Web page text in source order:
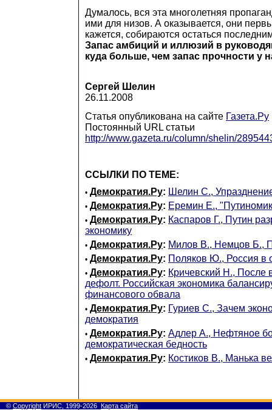
Думалось, вся эта многолетняя
ими для низов. А оказывается, они
кажется, собираются остаться
Запас амбиций и иллюзий в
куда больше, чем запас прочности у
Сергей Шелин
26.11.2008
Статья опубликована на сайте Газета.Ру
Постоянный URL статьи
http://www.gazeta.ru/column/shelin/
ССЫЛКИ ПО ТЕМЕ:
• Демократия.Ру: Шелин С.,
• Демократия.Ру: Еремин Е.,
• Демократия.Ру: Каспаров Г., Путин
экономику
• Демократия.Ру: Милов В., Немцов Б.,
• Демократия.Ру: Поляков Ю., Россия в
• Демократия.Ру: Кричевский Н., После
дефолт. Российская экономика
финансового обвала
• Демократия.Ру: Гуриев С., Зачем
демократия
• Демократия.Ру: Адлер А., Нефтяное
демократическая бедность
• Демократия.Ру: Костиков В., Манька
© Copyright ИРИС, 1999-2026 Карта сайта